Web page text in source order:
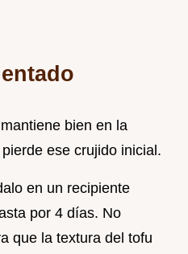
bien en la
ese crujido inicial.
en un recipiente
por 4 días. No
que la textura del tofu